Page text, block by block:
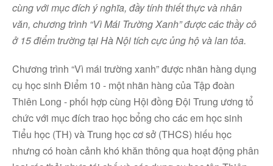
cùng với mục đích ý nghĩa, đầy tính thiết thực và nhân
văn, chương trình “Vì Mái Trường Xanh” được các thầy cô
ở 15 điểm trường tại Hà Nội tích cực ủng hộ và lan tỏa.
Chương trình “Vì mái trường xanh” được nhãn hàng dụng
cụ học sinh Điểm 10 - một nhãn hàng của Tập đoàn
Thiên Long - phối hợp cùng Hội đồng Đội Trung ương tổ
chức với mục đích trao học bổng cho các em học sinh
Tiểu học (TH) và Trung học cơ sở (THCS) hiếu học
nhưng có hoàn cảnh khó khăn thông qua hoạt động phân